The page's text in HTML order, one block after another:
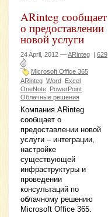
ARinteg сообщает
о предоставлении
новой услуги
24 April, 2012 —ARinteg | 629
Microsoft Office 365
ARinteg Word Excel
OneNote PowerPoint
Облачные решения
Компания ARinteg
сообщает о
предоставлении новой
услуги – интеграции,
настройке
существующей
инфраструктуры и
проведении
консультаций по
облачному решению
Microsoft Office 365.